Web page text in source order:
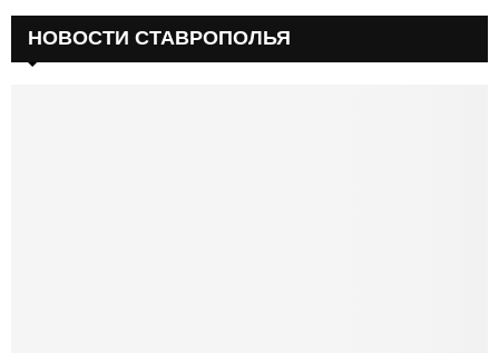
НОВОСТИ СТАВРОПОЛЬЯ